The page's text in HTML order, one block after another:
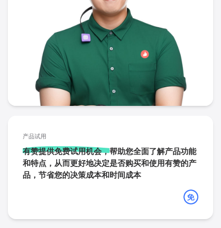
产品试用
有赞提供免费试用机会，帮助您全面了解产品功能
和特点，从而更好地决定是否购买和使用有赞的产
品，节省您的决策成本和时间成本